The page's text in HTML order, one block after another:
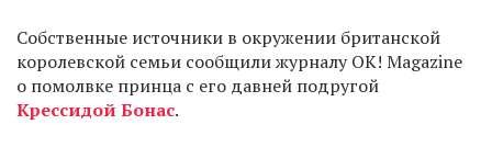
Собственные источники в окружении британской
королевской семьи сообщили журналу OK! Magazine
о помолвке принца с его давней подругой
Крессидой Бонас.